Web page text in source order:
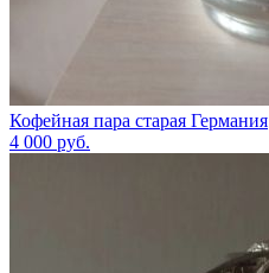
Кофейная пара старая Германия
4 000 руб.